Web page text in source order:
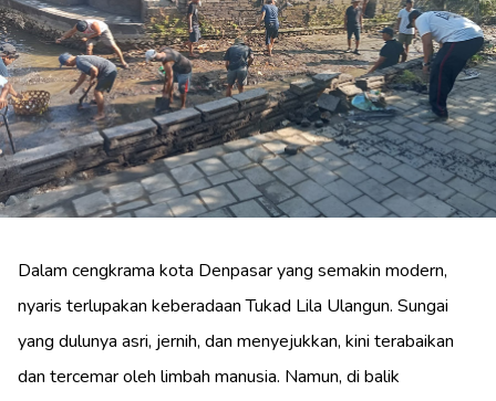
Dalam cengkrama kota Denpasar yang semakin modern,
nyaris terlupakan keberadaan Tukad Lila Ulangun. Sungai
yang dulunya asri, jernih, dan menyejukkan, kini terabaikan
dan tercemar oleh limbah manusia. Namun, di balik